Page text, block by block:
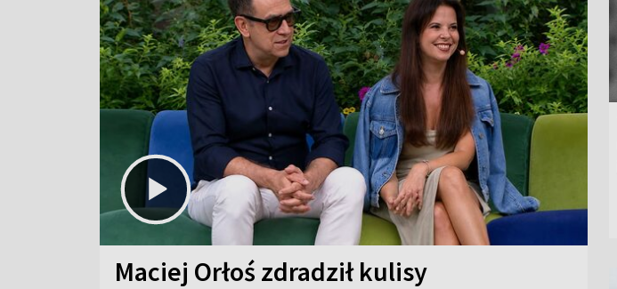
Maciej Orłoś zdradził kulisy